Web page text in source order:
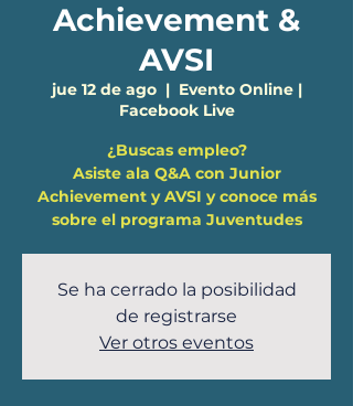
Achievement &
AVSI
jue 12 de ago
  |
Evento Online |
Facebook Live
¿Buscas empleo?
Asiste ala Q&A con Junior
Achievement y AVSI y conoce más
sobre el programa Juventudes
Se ha cerrado la posibilidad
de registrarse
Ver otros eventos